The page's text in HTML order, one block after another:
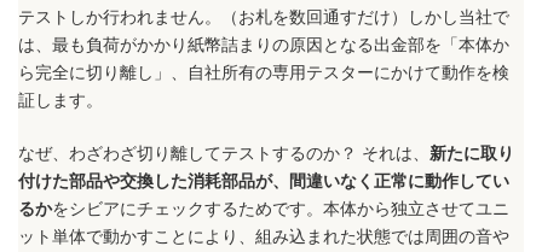
テストしか行われません。（お札を数回通すだけ）しかし当社で
は、最も負荷がかかり紙幣詰まりの原因となる出金部を「本体か
ら完全に切り離し」、自社所有の専用テスターにかけて動作を検
証します。
なぜ、わざわざ切り離してテストするのか？ それは、 新たに取り
付けた部品や交換した消耗部品が、間違いなく正常に動作してい
るかをシビアにチェックするためです。本体から独立させてユニ
ット単体で動かすことにより、組み込まれた状態では周囲の音や